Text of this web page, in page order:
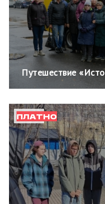
Путешествие
ПЛАТНО